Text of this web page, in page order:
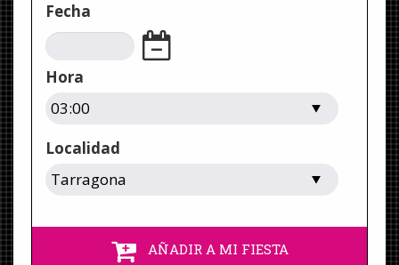
Fecha
Hora
Localidad
AÑADIR A MI FIESTA